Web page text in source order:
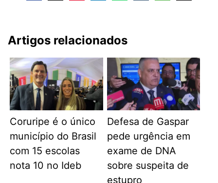
Artigos relacionados
Coruripe é o único
município do Brasil
com 15 escolas
nota 10 no Ideb
Defesa de Gaspar
pede urgência em
exame de DNA
sobre suspeita de
estupro